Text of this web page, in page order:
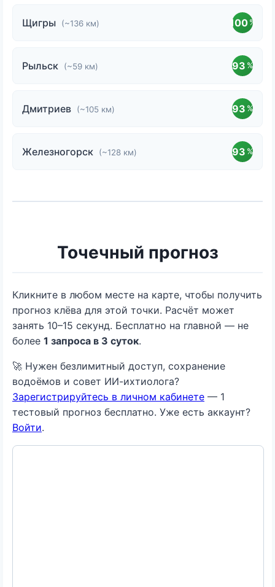
Щигры (~136 км) 100 %
Рыльск (~59 км) 93 %
Дмитриев (~105 км) 93 %
Железногорск (~128 км) 93 %
Точечный прогноз
Кликните в любом месте на карте, чтобы получить
прогноз клёва для этой точки. Расчёт может
занять 10–15 секунд. Бесплатно на главной — не
более 1 запроса в 3 суток.
🚀 Нужен безлимитный доступ, сохранение
водоёмов и совет ИИ-ихтиолога?
Зарегистрируйтесь в личном кабинете — 1
тестовый прогноз бесплатно. Уже есть аккаунт?
Войти.